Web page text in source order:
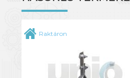
Raktáron